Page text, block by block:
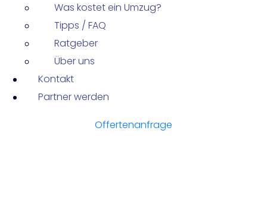
Was kostet ein Umzug?
Tipps / FAQ
Ratgeber
Über uns
Kontakt
Partner werden
Offertenanfrage